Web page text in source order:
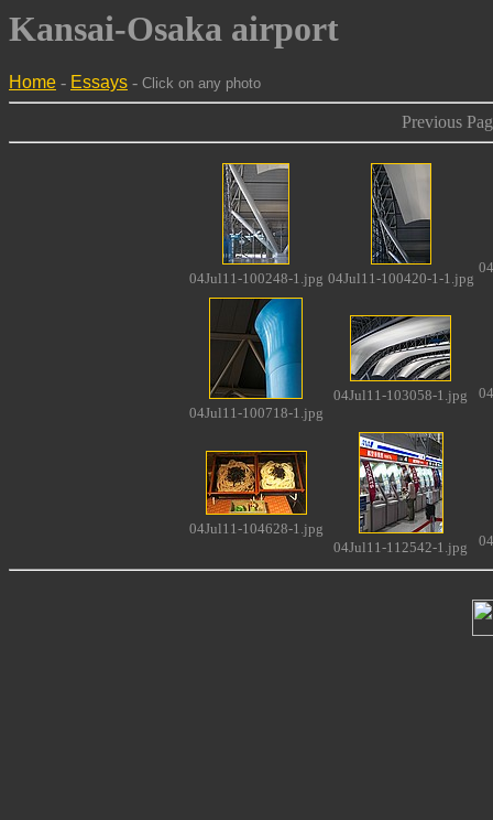
Kansai-Osaka airport
Home - Essays - Click on any photo
Previous
04Jul11-100248-1.jpg 04Jul11-100420-1-1.jpg
04Jul11-100718-1.jpg
04Jul11-103058-1.jpg
04Jul11-104628-1.jpg
04Jul11-112542-1.jpg